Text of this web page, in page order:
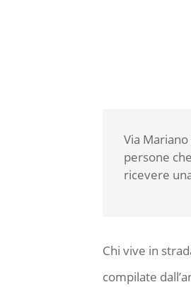
Via
persone
ricevere
Chi vive in
compilate